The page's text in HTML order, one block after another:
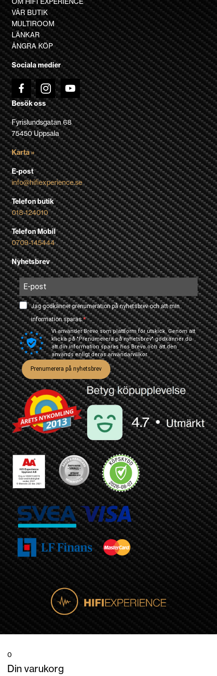
olika
alternativen
kan
väljas
på
produktsidan
VÅR BUTIK
MULTIROOM
LÄNKAR
ÅNGRA KÖP
Sociala medier
Besök oss
Fyrislundsgatan 68
75450 Uppsala
Karta »
E-post
info@hifiexperience.se
Telefon butik
018-124010
Telefon Mobil
0709-145444
Nyhetsbrev
Jag godkänner prenumeration på nyhetsbrev och att min
information sparas.
Vi använder Brevo som plattform för utskick. Genom att
klicka på "Prenumerera på nyhetsbrev" godkänner du
att din information sparas hos Brevo och att den
används enligt derasanvändarvillkor
Prenumerera på nyhetsbrev
0
Din varukorg